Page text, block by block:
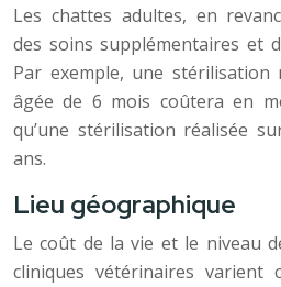
Les chattes adultes, en
des soins supplémentaires et
Par exemple, une
âgée de 6 mois coûtera en
qu’une stérilisation réalisée
ans.
Lieu géographique
Le coût de la vie et le niveau
cliniques vétérinaires varient